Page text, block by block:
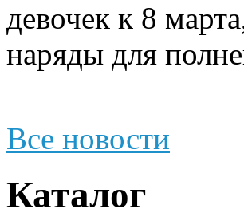
девочек к 8
наряды для
Все новости
Каталог